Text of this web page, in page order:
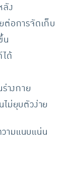
ลัง
ต่อการจัดเก็บ
น
ด้
างกาย
ไม่ยุบตัวง่าย
ามแนบแน่น